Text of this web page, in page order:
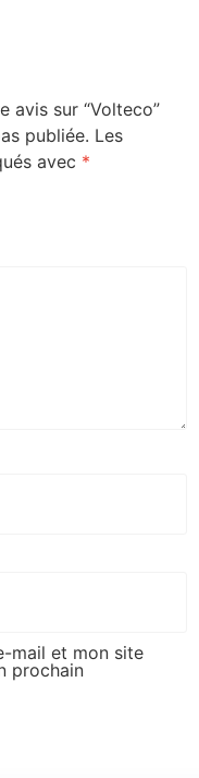
avis sur “Volteco”
publiée. Les
avec *
mail et mon site
prochain